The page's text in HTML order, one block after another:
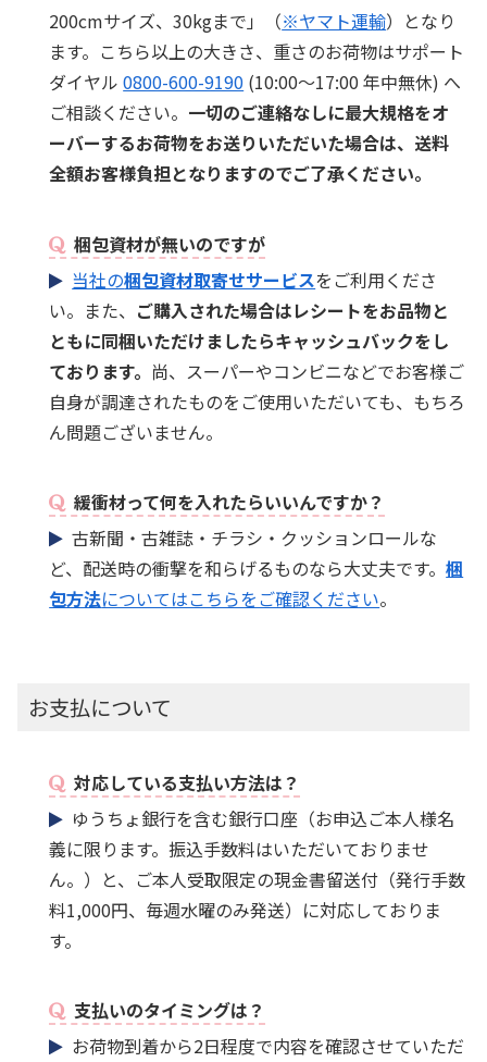
200cmサイズ、30kgまで」（※ヤマト運輸）となり
ます。こちら以上の大きさ、重さのお荷物はサポート
ダイヤル0800-600-9190 (10:00～17:00 年中無休) へ
ご相談ください。 一切のご連絡なしに最大規格をオ
ーバーするお荷物をお送りいただいた場合は、送料
全額お客様負担となりますのでご了承ください。
梱包資材が無いのですが
当社の梱包資材取寄せサービスをご利用くださ
い。また、 ご購入された場合はレシートをお品物と
ともに同梱いただけましたらキャッシュバックをし
ております。 尚、スーパーやコンビニなどでお客様ご
自身が調達されたものをご使用いただいても、もちろ
ん問題ございません。
緩衝材って何を入れたらいいんですか？
古新聞・古雑誌・チラシ・クッションロールな
ど、配送時の衝撃を和らげるものなら大丈夫です。梱
包方法についてはこちらをご確認ください。
お支払について
対応している支払い方法は？
ゆうちょ銀行を含む銀行口座（お申込ご本人様名
義に限ります。振込手数料はいただいておりませ
ん。）と、ご本人受取限定の現金書留送付（発行手数
料1,000円、毎週水曜のみ発送）に対応しておりま
す。
支払いのタイミングは？
お荷物到着から2日程度で内容を確認させていただ